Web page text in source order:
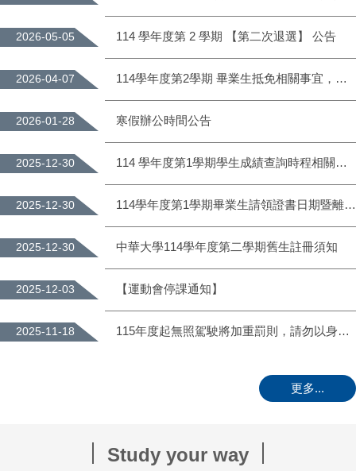
2026-05-05 114 學年度第 2 學期 【第二次退選】 公告
2026-04-07 114學年度第2學期 畢業生抵免相關事宜，請查照。
2026-01-28 寒假辦公時間公告
2025-12-30 114 學年度第1學期學生成績查詢時程相關說明公告
2025-12-30 114學年度第1學期畢業生請領證書日期暨離校手續流程
2025-12-30 中華大學114學年度第二學期舊生註冊須知
2025-12-03 【運動會停課通知】
2025-11-18 115年度起無照駕駛將加重罰則，請勿以身試法
更多...
Study your way